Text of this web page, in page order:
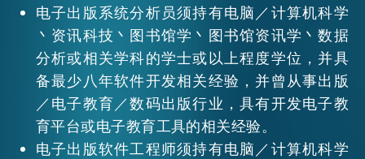
电子出版系统分析员须持有电脑／计算机科学
丶资讯科技丶图书馆学丶图书馆资讯学丶数据
分析或相关学科的学士或以上程度学位，并具
备最少八年软件开发相关经验，并曾从事出版
／电子教育／数码出版行业，具有开发电子教
育平台或电子教育工具的相关经验。
电子出版软件工程师须持有电脑／计算机科学